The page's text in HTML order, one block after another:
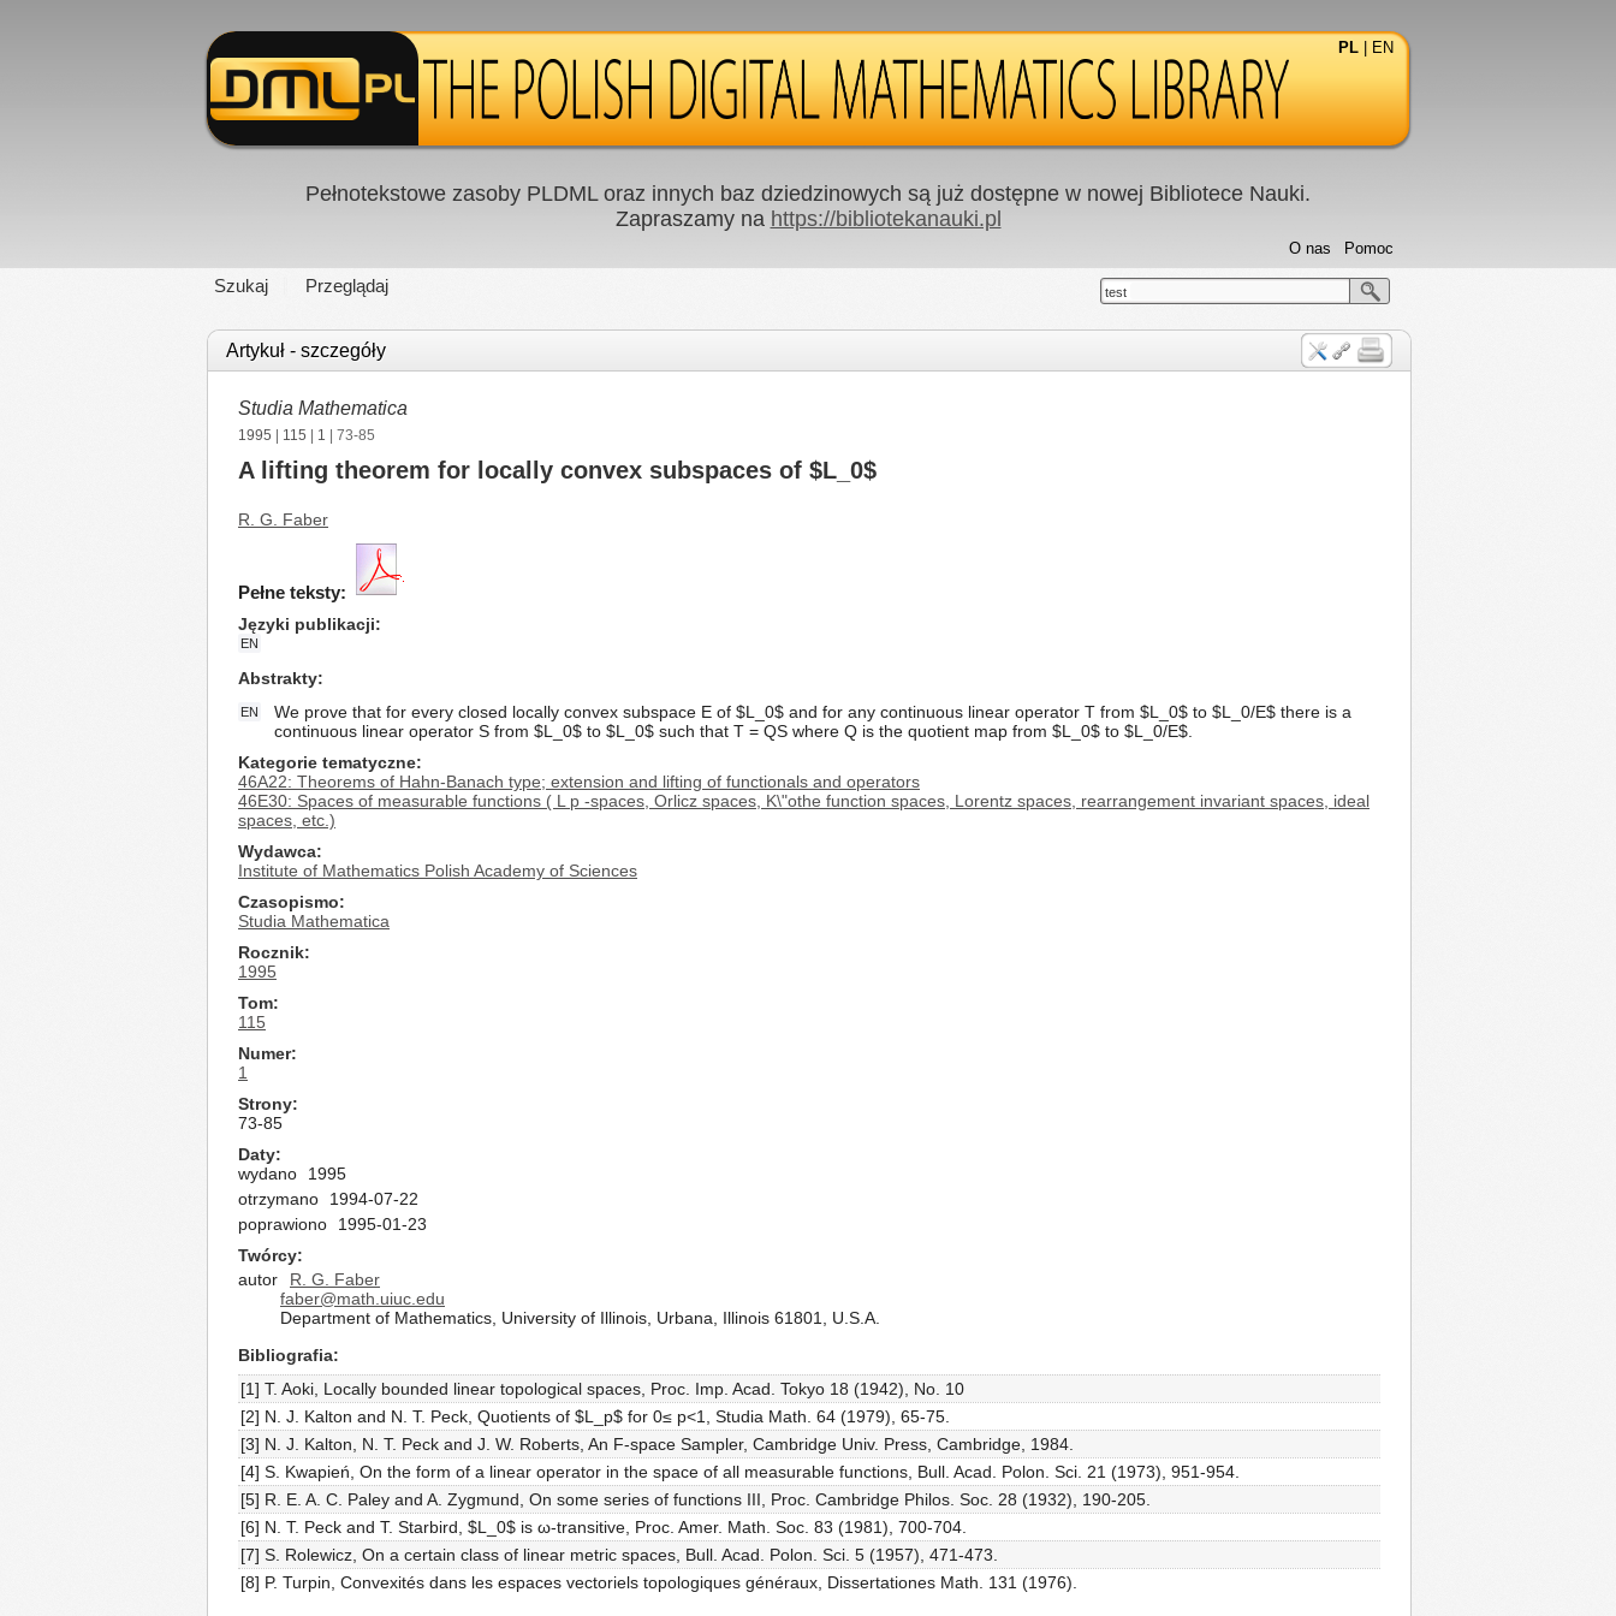
PL EN
Pełnotekstowe zasoby PLDML oraz innych baz dziedzinowych są już dostępne w nowej Bibliotece Nauki.
Zapraszamy na https://bibliotekanauki.pl
Szukaj Przeglądaj
Pomoc
O nas
test
Artykuł - szczegóły
Studia Mathematica
1995 115 1 | 73-85
A lifting theorem for locally convex subspaces of $L_0$
R. G. Faber
Pełne teksty:
Języki publikacji
EN
Abstrakty
EN
We prove that for every closed locally convex subspace E of $L_0$ and for any continuous linear operator T from $L_0$ to $L_0/E$ there is a
continuous linear operator S from $L_0$ to $L_0$ such that T = QS where Q is the quotient map from $L_0$ to $L_0/E$.
Kategorie tematyczne
46A22: Theorems of Hahn-Banach type; extension and lifting of functionals and operators
46E30: Spaces of measurable functions ( L p -spaces, Orlicz spaces, K\"othe function spaces, Lorentz spaces, rearrangement invariant spaces, ideal
spaces, etc.)
Wydawca
Institute of Mathematics Polish Academy of Sciences
Czasopismo
Studia Mathematica
Rocznik
1995
Tom
115
Numer
1
Strony
73-85
Daty
wydano
1995
otrzymano
1994-07-22
poprawiono
1995-01-23
Twórcy
autor
R. G. Faber
faber@math.uiuc.edu
Department of Mathematics, University of Illinois, Urbana, Illinois 61801, U.S.A.
Bibliografia
[1] T. Aoki, Locally bounded linear topological spaces, Proc. Imp. Acad. Tokyo 18 (1942), No. 10
[2] N. J. Kalton and N. T. Peck, Quotients of $L_p$ for 0≤ p<1, Studia Math. 64 (1979), 65-75.
[3] N. J. Kalton, N. T. Peck and J. W. Roberts, An F-space Sampler, Cambridge Univ. Press, Cambridge, 1984.
[4] S. Kwapień, On the form of a linear operator in the space of all measurable functions, Bull. Acad. Polon. Sci. 21 (1973), 951-954.
[5] R. E. A. C. Paley and A. Zygmund, On some series of functions III, Proc. Cambridge Philos. Soc. 28 (1932), 190-205.
[6] N. T. Peck and T. Starbird, $L_0$ is ω-transitive, Proc. Amer. Math. Soc. 83 (1981), 700-704.
[7] S. Rolewicz, On a certain class of linear metric spaces, Bull. Acad. Polon. Sci. 5 (1957), 471-473.
[8] P. Turpin, Convexités dans les espaces vectoriels topologiques généraux, Dissertationes Math. 131 (1976).